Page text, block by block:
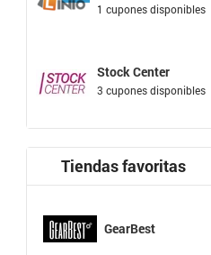
1 cupones disponibles
Stock Center
3 cupones disponibles
Tiendas favoritas
GearBest